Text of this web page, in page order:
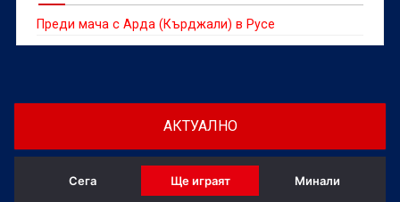
Преди мача с Арда (Кърджали) в Русе
АКТУАЛНО
Сега Ще играят Минали